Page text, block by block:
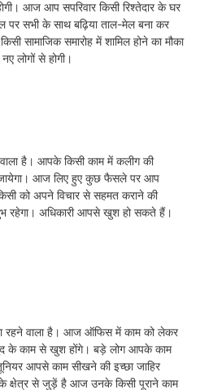
आज आप सपरिवार किसी रिश्तेदार के घर
सभी के साथ बढ़िया ताल-मेल बना कर
सामाजिक समारोह में शामिल होने का मौका
लोगों से होगी।
है। आपके किसी काम में कलीग की
जायेगा। आज लिए हुए कुछ फैसले पर आप
को अपने विचार से सहमत कराने की
रहेगा। अधिकारी आपसे खुश हो सकते हैं।
रहने वाला है। आज ऑफिस में काम को लेकर
काम से खुश होंगे। बड़े लोग आपके काम
आपसे काम सीखने की इच्छा जाहिर
के क्षेत्र से जुड़ें है आज उनके किसी पूराने काम